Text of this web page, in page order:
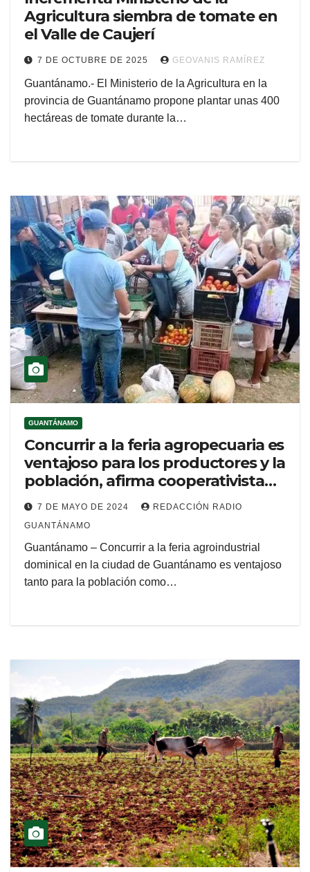
Agricultura siembra de tomate en
el Valle de Caujerí
7 DE OCTUBRE DE 2025 GEOVANIS RAMÍREZ
Guantánamo.- El Ministerio de la Agricultura en la
provincia de Guantánamo propone plantar unas 400
hectáreas de tomate durante la…
GUANTÁNAMO
Concurrir a la feria agropecuaria es
ventajoso para los productores y la
población, afirma cooperativista
(+Podcasting)
7 DE MAYO DE 2024
REDACCIÓN RADIO
GUANTÁNAMO
Guantánamo – Concurrir a la feria agroindustrial
dominical en la ciudad de Guantánamo es ventajoso
tanto para la población como…